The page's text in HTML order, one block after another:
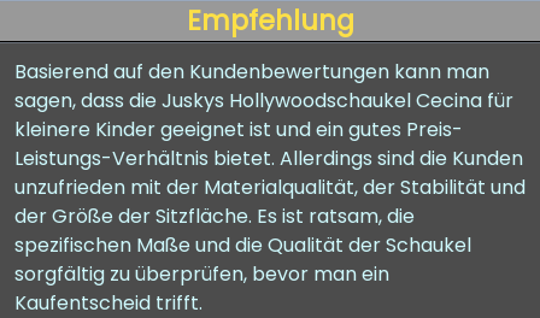
Empfehlung
Basierend auf den Kundenbewertungen kann man
sagen, dass die Juskys Hollywoodschaukel Cecina für
kleinere Kinder geeignet ist und ein gutes Preis-
Leistungs-Verhältnis bietet. Allerdings sind die Kunden
unzufrieden mit der Materialqualität, der Stabilität und
der Größe der Sitzfläche. Es ist ratsam, die
spezifischen Maße und die Qualität der Schaukel
sorgfältig zu überprüfen, bevor man ein
Kaufentscheid trifft.